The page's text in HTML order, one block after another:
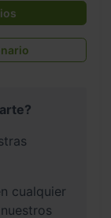
cualquier